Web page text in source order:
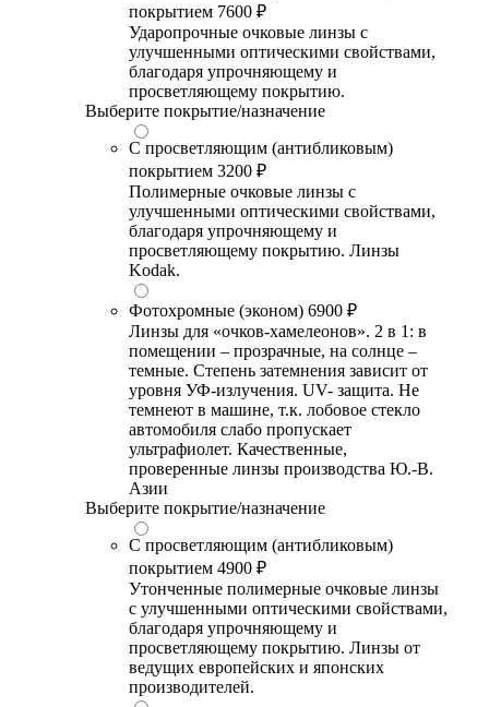
покрытием 7600 ₽
Ударопрочные очковые линзы с
улучшенными оптическими свойствами,
благодаря упрочняющему и
просветляющему покрытию.
Выберите покрытие/назначение
С просветляющим (антибликовым)
покрытием 3200 ₽
Полимерные очковые линзы с
улучшенными оптическими свойствами,
благодаря упрочняющему и
просветляющему покрытию. Линзы
Kodak.
Фотохромные (эконом) 6900 ₽
Линзы для «очков-хамелеонов». 2 в 1: в
помещении – прозрачные, на солнце –
темные. Степень затемнения зависит от
уровня УФ-излучения. UV- защита. Не
темнеют в машине, т.к. лобовое стекло
автомобиля слабо пропускает
ультрафиолет. Качественные,
проверенные линзы производства Ю.-В.
Азии
Выберите покрытие/назначение
С просветляющим (антибликовым)
покрытием 4900 ₽
Утонченные полимерные очковые линзы
с улучшенными оптическими свойствами,
благодаря упрочняющему и
просветляющему покрытию. Линзы от
ведущих европейских и японских
производителей.